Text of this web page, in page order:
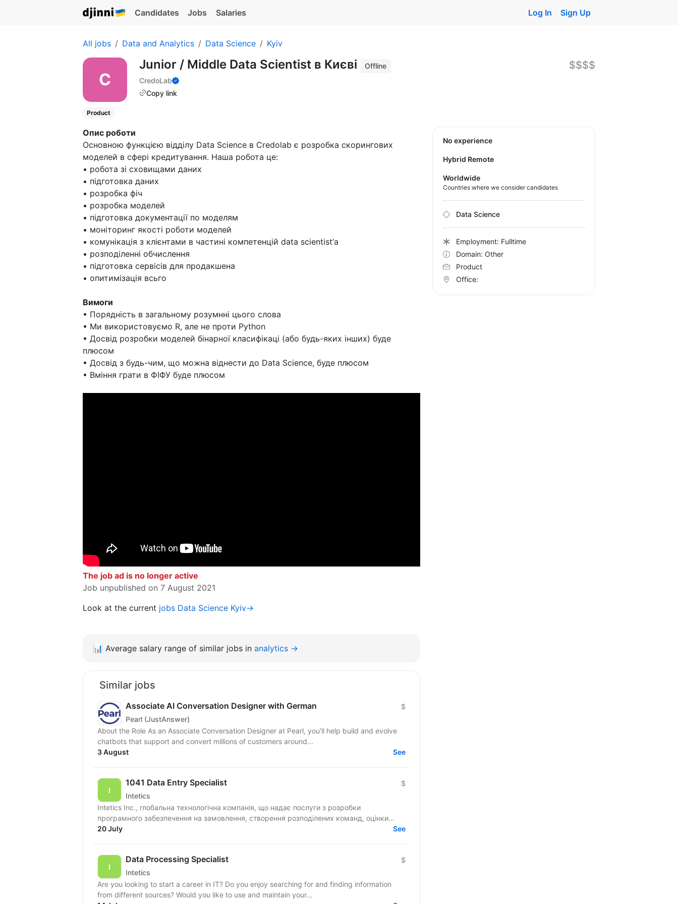
Candidates Jobs Salaries Log In Sign Up
All jobs Data and Analytics Data Science Kyiv
Junior / Middle Data Scientist в Києві
Offline
CredoLab
Copy link
$$$$
Product
Опис роботи
Основною функцією відділу Data Science в Credolab є розробка скорингових
моделей в сфері кредитування. Наша робота це:
• робота зі сховищами даних
• підготовка даних
• розробка фіч
• розробка моделей
• підготовка документації по моделям
• моніторинг якості роботи моделей
• комунікація з клієнтами в частині компетенцій data scientist’а
• розподіленні обчислення
• підготовка сервісів для продакшена
• опитимізація всьго
Вимоги
• Порядність в загальному розумнні цього слова
• Ми використовуємо R, але не проти Python
• Досвід розробки моделей бінарної класифікаці (або будь-яких інших) буде
плюсом
• Досвід з будь-чим, що можна віднести до Data Science, буде плюсом
• Вміння грати в ФІФУ буде плюсом
The job ad is no longer active
Job unpublished on 7 August 2021
Look at the current jobs Data Science Kyiv→
No experience
Hybrid Remote
Worldwide
Countries where we consider candidates
Data Science
Employment: Fulltime
Domain: Other
Product
Office:
📊 Average salary range of similar jobs in analytics →
Similar jobs
Associate AI Conversation Designer with German
Pearl (JustAnswer)
$
About the Role As an Associate Conversation Designer at Pearl, you'll help build and evolve
chatbots that support and convert millions of customers around...
3 August
See
1041 Data Entry Specialist
Intetics
$
Intetics Inc., глобальна технологічна компанія, що надає послуги з розробки
програмного забезпечення на замовлення, створення розподілених команд, оцінки...
20 July
See
Data Processing Specialist
Intetics
$
Are you looking to start a career in IT? Do you enjoy searching for and finding information
from different sources? Would you like to use and maintain your...